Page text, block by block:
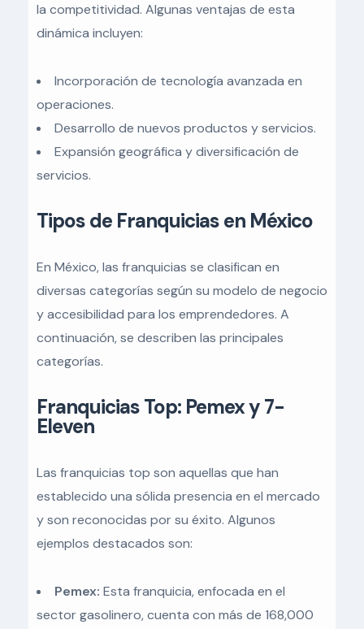
la competitividad. Algunas ventajas de esta
dinámica incluyen:
Incorporación de tecnología avanzada en
operaciones.
Desarrollo de nuevos productos y servicios.
Expansión geográfica y diversificación de
servicios.
Tipos de Franquicias en México
En México, las franquicias se clasifican en
diversas categorías según su modelo de negocio
y accesibilidad para los emprendedores. A
continuación, se describen las principales
categorías.
Franquicias Top: Pemex y 7-
Eleven
Las franquicias top son aquellas que han
establecido una sólida presencia en el mercado
y son reconocidas por su éxito. Algunos
ejemplos destacados son:
Pemex: Esta franquicia, enfocada en el
sector gasolinero, cuenta con más de 168,000